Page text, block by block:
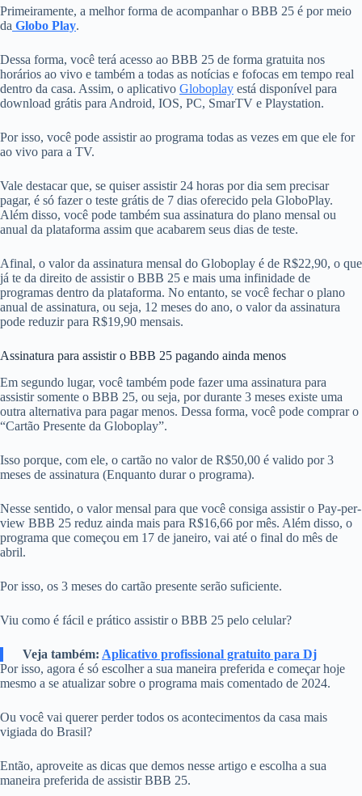
Primeiramente, a melhor forma de acompanhar o BBB 25 é por meio
da Globo Play.
Dessa forma, você terá acesso ao BBB 25 de forma gratuita nos
horários ao vivo e também a todas as notícias e fofocas em tempo real
dentro da casa. Assim, o aplicativo Globoplay está disponível para
download grátis para Android, IOS, PC, SmarTV e Playstation.
Por isso, você pode assistir ao programa todas as vezes em que ele for
ao vivo para a TV.
Vale destacar que, se quiser assistir 24 horas por dia sem precisar
pagar, é só fazer o teste grátis de 7 dias oferecido pela GloboPlay.
Além disso, você pode também sua assinatura do plano mensal ou
anual da plataforma assim que acabarem seus dias de teste.
Afinal, o valor da assinatura mensal do Globoplay é de R$22,90, o que
já te da direito de assistir o BBB 25 e mais uma infinidade de
programas dentro da plataforma. No entanto, se você fechar o plano
anual de assinatura, ou seja, 12 meses do ano, o valor da assinatura
pode reduzir para R$19,90 mensais.
Assinatura para assistir o BBB 25 pagando ainda menos
Em segundo lugar, você também pode fazer uma assinatura para
assistir somente o BBB 25, ou seja, por durante 3 meses existe uma
outra alternativa para pagar menos. Dessa forma, você pode comprar o
“Cartão Presente da Globoplay”.
Isso porque, com ele, o cartão no valor de R$50,00 é valido por 3
meses de assinatura (Enquanto durar o programa).
Nesse sentido, o valor mensal para que você consiga assistir o Pay-per-
view BBB 25 reduz ainda mais para R$16,66 por mês. Além disso, o
programa que começou em 17 de janeiro, vai até o final do mês de
abril.
Por isso, os 3 meses do cartão presente serão suficiente.
Viu como é fácil e prático assistir o BBB 25 pelo celular?
Veja também: Aplicativo profissional gratuito para Dj
Por isso, agora é só escolher a sua maneira preferida e começar hoje
mesmo a se atualizar sobre o programa mais comentado de 2024.
Ou você vai querer perder todos os acontecimentos da casa mais
vigiada do Brasil?
Então, aproveite as dicas que demos nesse artigo e escolha a sua
maneira preferida de assistir BBB 25.